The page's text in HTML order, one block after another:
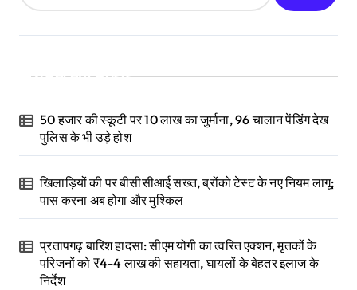
Recent Posts
50 हजार की स्कूटी पर 10 लाख का जुर्माना, 96 चालान पेंडिंग देख
पुलिस के भी उड़े होश
खिलाड़ियों की पर बीसीसीआई सख्त, ब्रोंको टेस्ट के नए नियम लागू;
पास करना अब होगा और मुश्किल
प्रतापगढ़ बारिश हादसा: सीएम योगी का त्वरित एक्शन, मृतकों के
परिजनों को ₹4-4 लाख की सहायता, घायलों के बेहतर इलाज के
निर्देश